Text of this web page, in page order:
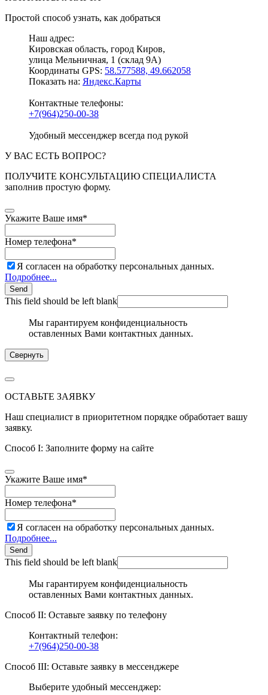
Простой способ узнать, как добраться
Наш адрес:
Кировская область, город Киров,
улица Мельничная, 1 (склад 9А)
Координаты GPS: 58.577588, 49.662058
Показать на: Яндекс.Карты
Контактные телефоны:
+7(964)250-00-38
Удобный мессенджер всегда под рукой
У ВАС ЕСТЬ ВОПРОС?
ПОЛУЧИТЕ КОНСУЛЬТАЦИЮ СПЕЦИАЛИСТА
заполнив простую форму.
Укажите Ваше имя*
Номер телефона*
Я согласен на обработку персональных данных.
Подробнее...
Send
This field should be left blank
Мы гарантируем конфиденциальность
оставленных Вами контактных данных.
Свернуть
ОСТАВЬТЕ ЗАЯВКУ
Наш специалист в приоритетном порядке обработает вашу
заявку.
Способ I: Заполните форму на сайте
Укажите Ваше имя*
Номер телефона*
Я согласен на обработку персональных данных.
Подробнее...
Send
This field should be left blank
Мы гарантируем конфиденциальность
оставленных Вами контактных данных.
Способ II: Оставьте заявку по телефону
Контактный телефон:
+7(964)250-00-38
Способ III: Оставьте заявку в мессенджере
Выберите удобный мессенджер: